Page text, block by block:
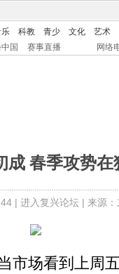
科教 青少 文化
艺术
国 赛事直播 网络
成 春季攻势在
| 进入复兴论坛| 来源
场看到上周